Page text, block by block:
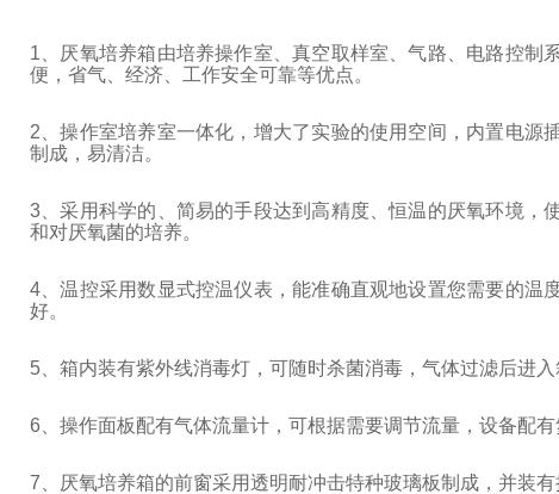
1 、厌氧培养箱由培养操作室、真空取样室、气路、电路控
便，省气、经济、工作安全可靠等优点。
2 、操作室培养室一体化，增大了实验的使用空间，内置电
制成，易清洁。
3 、采用科学的、简易的手段达到高精度、恒温的厌氧环境
和对厌氧菌的培养。
4 、温控采用数显式控温仪表，能准确直观地设置您需要的
好。
5 、箱内装有紫外线消毒灯，可随时杀菌消毒，气体过滤后进
6 、操作面板配有气体流量计，可根据需要调节流量，设备配
7 、厌氧培养箱的前窗采用透明耐冲击特种玻璃板制成，并装